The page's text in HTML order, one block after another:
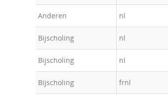
Anderen nl
Bijscholing nl
Bijscholing nl
Bijscholing frnl